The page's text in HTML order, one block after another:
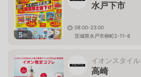
5枚
水戸下市
08:00-23:00
茨城県水戸市柳町2-11-8
イオンスタイル
高崎